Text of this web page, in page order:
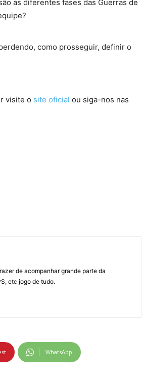
as diferentes fases das Guerras de
como prosseguir, definir o
visite o site oficial ou siga-nos nas
de acompanhar grande parte da
etc jogo de tudo.
WhatsApp